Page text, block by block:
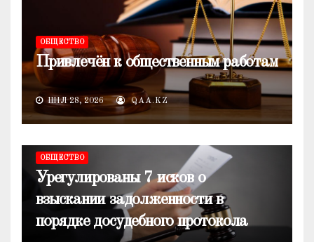
ОБЩЕСТВО
Привлечён к общественным работам
ШІЛ 28, 2026 QAA.KZ
ОБЩЕСТВО
Урегулированы 7 исков о
взыскании задолженности в
порядке досудебного протокола